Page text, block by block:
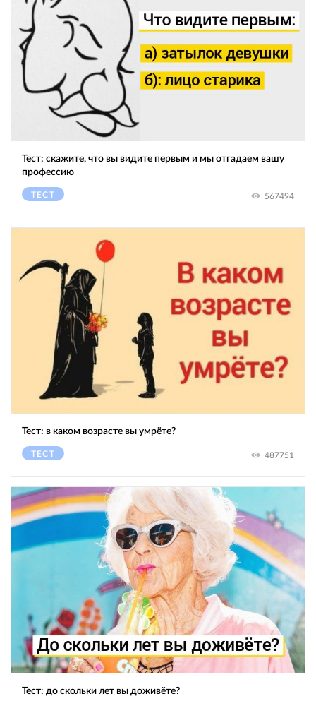
Тест: скажите, что вы видите первым и мы отгадаем вашу
профессию
ТЕСТ 567494
Тест: в каком возрасте вы умрёте?
ТЕСТ 487751
Тест: до скольки лет вы доживёте?